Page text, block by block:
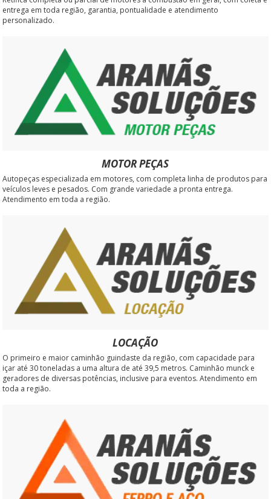
entrega em toda região, garantia, pontualidade e atendimento
personalizado.
MOTOR PEÇAS
Autopeças especializada em motores, com completa linha de produtos para
veículos leves e pesados. Com grande variedade a pronta entrega.
Atendimento em toda a região.
LOCAÇÃO
O primeiro e maior caminhão guindaste da região, com capacidade para
içar até 30 toneladas a uma altura de até 39,5 metros. Caminhão munck e
geradores de diversas potências, inclusive para eventos. Atendimento em
toda a região.